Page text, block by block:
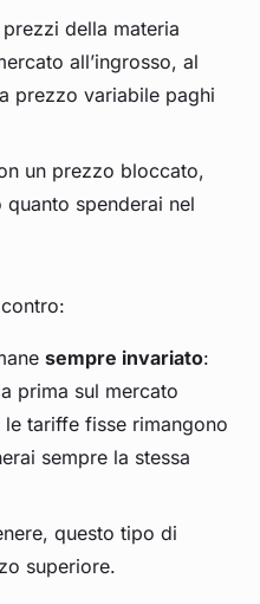
della materia
all’ingrosso, al
prezzo variabile paghi
un prezzo bloccato,
spenderai nel
sempre invariato:
prima sul mercato
le tariffe fisse rimangono
sempre la stessa
questo tipo di
superiore.